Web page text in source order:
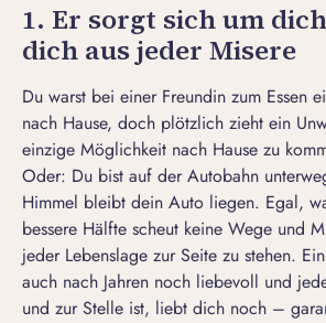
1. Er sorgt sich um
dich aus jeder Misere
Du warst bei einer Freundin zum Essen
nach Hause, doch plötzlich zieht ein
einzige Möglichkeit nach Hause zu
Oder: Du bist auf der Autobahn
Himmel bleibt dein Auto liegen. Egal,
bessere Hälfte scheut keine Wege und
jeder Lebenslage zur Seite zu stehen.
auch nach Jahren noch liebevoll und
und zur Stelle ist, liebt dich noch –